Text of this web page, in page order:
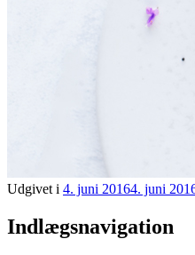
Udgivet i 4. juni 20164. juni
Indlægsnavigation